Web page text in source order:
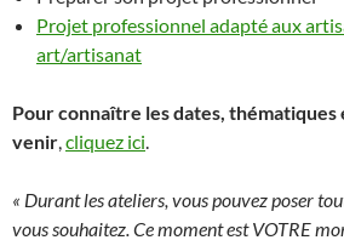
Projet professionnel adapté aux
art/artisanat
Pour connaître les dates,
venir,cliquez ici.
« Durant les ateliers, vous pouvez poser
vous souhaitez. Ce moment est VOTRE